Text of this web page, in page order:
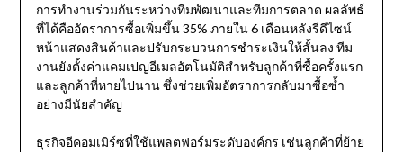
การทำงานร่วมกันระหว่างทีมพัฒนาและทีมการตลาด ผลลัพธ์
ที่ได้คืออัตราการซื้อเพิ่มขึ้น 35% ภายใน 6 เดือนหลังรีดีไซน์
หน้าแสดงสินค้าและปรับกระบวนการชำระเงินให้สั้นลง ทีม
งานยังตั้งค่าแคมเปญอีเมลอัตโนมัติสำหรับลูกค้าที่ซื้อครั้งแรก
และลูกค้าที่หายไปนาน ซึ่งช่วยเพิ่มอัตราการกลับมาซื้อซ้ำ
อย่างมีนัยสำคัญ
ธุรกิจอีคอมเมิร์ซที่ใช้แพลตฟอร์มระดับองค์กร เช่นลูกค้าที่ย้าย